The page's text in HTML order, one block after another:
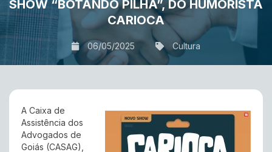
SHOW “BOTANDO PILHA”, DO HUMORISTA
CARIOCA
06/05/2025 Cultura
A Caixa de
Assistência dos
Advogados de
Goiás (CASAG),